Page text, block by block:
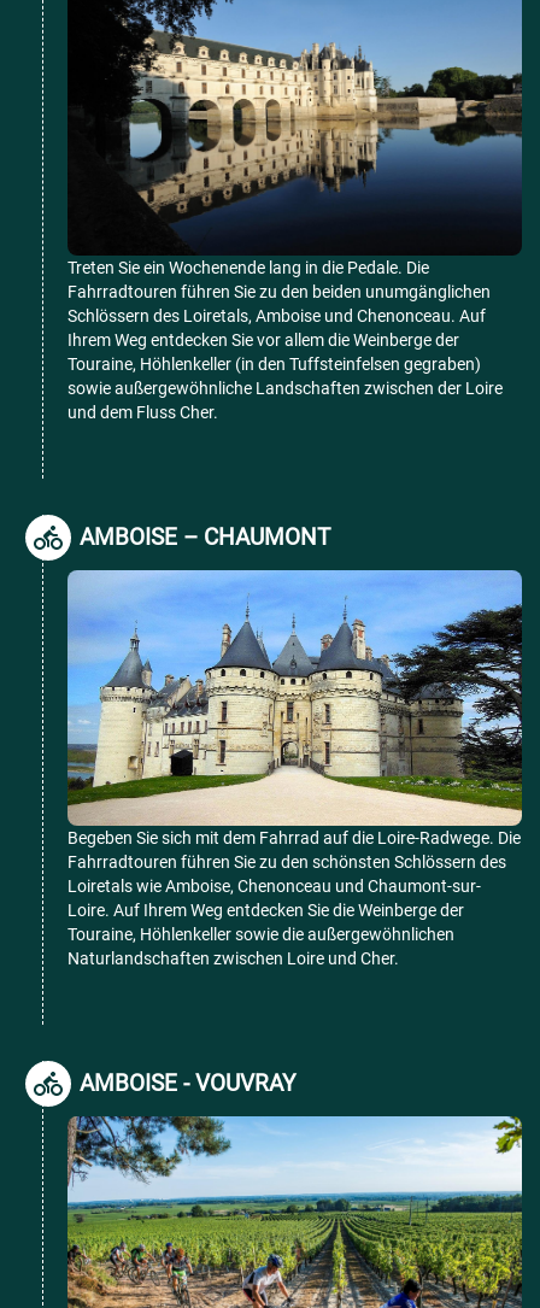
Treten Sie ein Wochenende lang in die Pedale. Die
Fahrradtouren führen Sie zu den beiden unumgänglichen
Schlössern des Loiretals, Amboise und Chenonceau. Auf
Ihrem Weg entdecken Sie vor allem die Weinberge der
Touraine, Höhlenkeller (in den Tuffsteinfelsen gegraben)
sowie außergewöhnliche Landschaften zwischen der Loire
und dem Fluss Cher.
AMBOISE – CHAUMONT
Begeben Sie sich mit dem Fahrrad auf die Loire-Radwege. Die
Fahrradtouren führen Sie zu den schönsten Schlössern des
Loiretals wie Amboise, Chenonceau und Chaumont-sur-
Loire. Auf Ihrem Weg entdecken Sie die Weinberge der
Touraine, Höhlenkeller sowie die außergewöhnlichen
Naturlandschaften zwischen Loire und Cher.
AMBOISE - VOUVRAY